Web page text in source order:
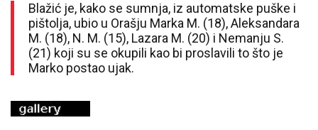
Blažić je, kako se sumnja, iz automatske puške i
pištolja, ubio u Orašju Marka M. (18), Aleksandara
M. (18), N. M. (15), Lazara M. (20) i Nemanju S.
(21) koji su se okupili kao bi proslavili to što je
Marko postao ujak.